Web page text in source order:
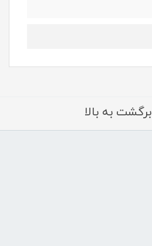
برگشت به بالا